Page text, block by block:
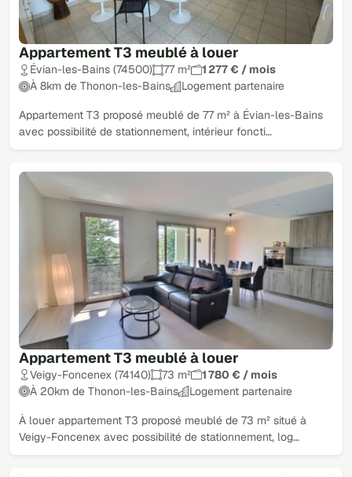
Appartement T3 meublé à louer
Évian-les-Bains (74500) 77 m²
1 277 € / mois
À 8km de Thonon-les-Bains
Logement partenaire
Appartement T3 proposé meublé de 77 m² à Évian-les-Bains
avec possibilité de stationnement, intérieur foncti…
Appartement T3 meublé à louer
Veigy-Foncenex (74140) 73 m²
1 780 € / mois
À 20km de Thonon-les-Bains
Logement partenaire
À louer appartement T3 proposé meublé de 73 m² situé à
Veigy-Foncenex avec possibilité de stationnement, log…